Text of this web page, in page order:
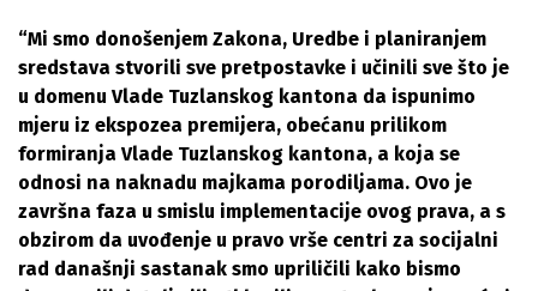
“Mi smo donošenjem Zakona, Uredbe i planiranjem
sredstava stvorili sve pretpostavke i učinili sve što je
u domenu Vlade Tuzlanskog kantona da ispunimo
mjeru iz ekspozea premijera, obećanu prilikom
formiranja Vlade Tuzlanskog kantona, a koja se
odnosi na naknadu majkama porodiljama. Ovo je
završna faza u smislu implementacije ovog prava, a s
obzirom da uvođenje u pravo vrše centri za socijalni
rad današnji sastanak smo upriličili kako bismo